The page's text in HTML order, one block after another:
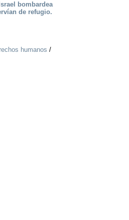
bombardea
de refugio.
humanos /